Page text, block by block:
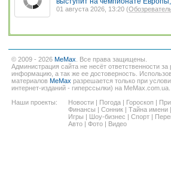
01 августа 2026, 13:20 (Обозреватель
© 2009 - 2026 MeMax . Все права защищены.
Администрация сайта не несёт ответственности
информацию, а так же ее достоверность.
материалов MeMax разрешается только при
интернет-изданий - гиперссылки) на MeMax.com.ua.
Наши проекты:
Новости Погода Гороскоп
Финансы
Сонник Тайна имени
Игры
Шоу-бизнес Спорт
Авто
Фото Видео